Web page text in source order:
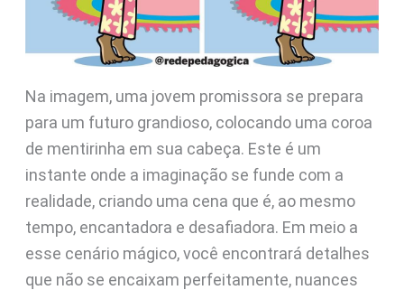
Na imagem, uma jovem promissora se prepara
para um futuro grandioso, colocando uma coroa
de mentirinha em sua cabeça. Este é um
instante onde a imaginação se funde com a
realidade, criando uma cena que é, ao mesmo
tempo, encantadora e desafiadora. Em meio a
esse cenário mágico, você encontrará detalhes
que não se encaixam perfeitamente, nuances